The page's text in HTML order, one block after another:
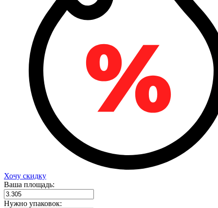
Хочу скидку
Ваша площадь:
Нужно упаковок: